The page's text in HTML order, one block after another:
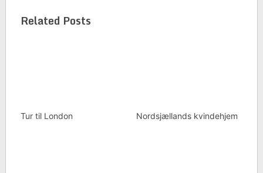
Related Posts
Tur til London Nordsjællands kvindehjem